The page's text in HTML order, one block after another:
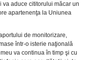
va aduce cititorului măcar un
apartenenţa la Uniunea
de monitorizare,
într-o isterie naţională
va continua în timp şi cu